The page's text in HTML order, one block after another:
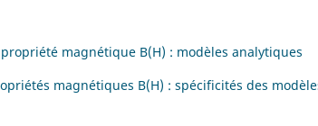
magnétique B(H) : modèles analytiques
magnétiques B(H) : spécificités des